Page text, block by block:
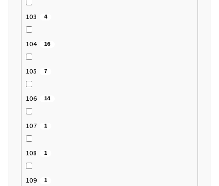
103 4
104 16
105 7
106 14
107 1
108 1
109 1